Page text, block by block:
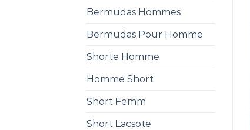
Bermudas Hommes
Bermudas Pour Homme
Shorte Homme
Homme Short
Short Femm
Short Lacsote